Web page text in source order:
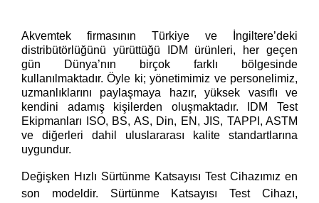
Akvemtek firmasının Türkiye ve İngiltere’deki
distribütörlüğünü yürüttüğü IDM ürünleri, her geçen
gün Dünya’nın birçok farklı bölgesinde
kullanılmaktadır. Öyle ki; yönetimimiz ve personelimiz,
uzmanlıklarını paylaşmaya hazır, yüksek vasıflı ve
kendini adamış kişilerden oluşmaktadır. IDM Test
Ekipmanları ISO, BS, AS, Din, EN, JIS, TAPPI, ASTM
ve diğerleri dahil uluslararası kalite standartlarına
uygundur.
Değişken Hızlı Sürtünme Katsayısı Test Cihazımız en
son modeldir. Sürtünme Katsayısı Test Cihazı,